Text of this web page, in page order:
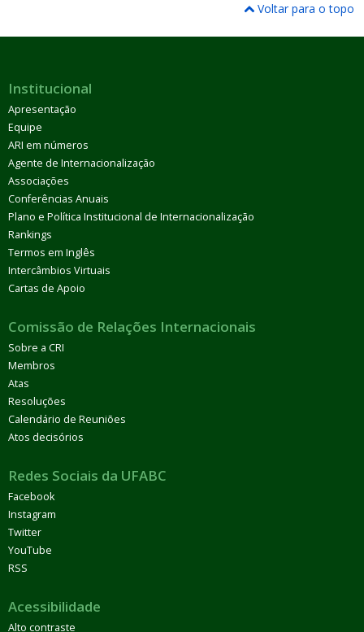
Voltar para o topo
Institucional
Apresentação
Equipe
ARI em números
Agente de Internacionalização
Associações
Conferências Anuais
Plano e Política Institucional de Internacionalização
Rankings
Termos em Inglês
Intercâmbios Virtuais
Cartas de Apoio
Comissão de Relações Internacionais
Sobre a CRI
Membros
Atas
Resoluções
Calendário de Reuniões
Atos decisórios
Redes Sociais da UFABC
Facebook
Instagram
Twitter
YouTube
RSS
Acessibilidade
Alto contraste